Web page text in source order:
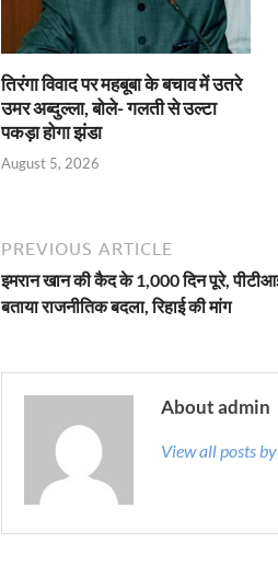
तिरंगा विवाद पर महबूबा के बचाव में उतरे
उमर अब्दुल्ला, बोले- गलती से उल्टा
पकड़ा होगा झंडा
August 5, 2026
PREVIOUS ARTICLE
इमरान खान की कैद के 1,000 दिन पूरे,
बताया राजनीतिक बदला, रिहाई की मांग
About admin
View all posts